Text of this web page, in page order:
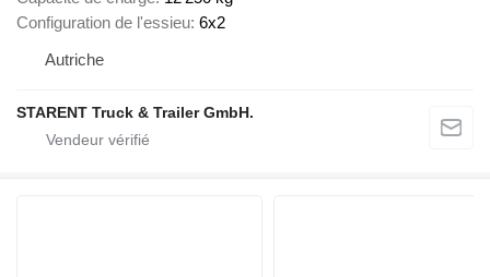
Configuration de l'essieu 6x2
Autriche
STARENT Truck & Trailer GmbH.